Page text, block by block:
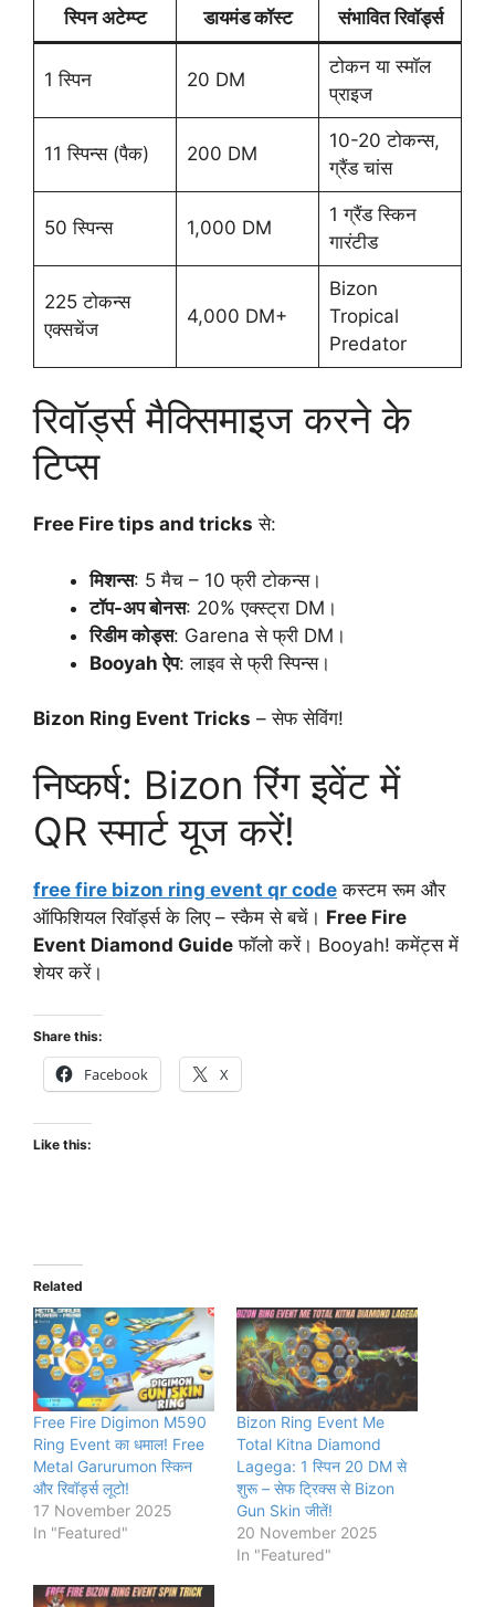
स्पिन अटेम्प्ट डायमंड कॉस्ट संभावित रिवॉर्ड्स
1 स्पिन 20 DM
टोकन या स्मॉल
प्राइज
11 स्पिन्स (पैक) 200 DM
10-20 टोकन्स,
ग्रैंड चांस
50 स्पिन्स 1,000 DM
1 ग्रैंड स्किन
गारंटीड
225 टोकन्स
एक्सचेंज
4,000 DM+
Bizon
Tropical
Predator
रिवॉर्ड्स मैक्सिमाइज करने के
टिप्स
Free Fire tips and tricks से:
मिशन्स: 5 मैच – 10 फ्री टोकन्स।
टॉप-अप बोनस: 20% एक्स्ट्रा DM।
रिडीम कोड्स: Garena से फ्री DM।
Booyah ऐप: लाइव से फ्री स्पिन्स।
Bizon Ring Event Tricks – सेफ सेविंग!
निष्कर्ष: Bizon रिंग इवेंट में
QR स्मार्ट यूज करें!
free fire bizon ring event qr code कस्टम रूम और
ऑफिशियल रिवॉर्ड्स के लिए – स्कैम से बचें। Free Fire
Event Diamond Guide फॉलो करें। Booyah! कमेंट्स में
शेयर करें।
Share this:
Facebook X
Like this:
Related
Free Fire Digimon M590
Ring Event का धमाल! Free
Metal Garurumon स्किन
और रिवॉर्ड्स लूटो!
17 November 2025
In "Featured"
Bizon Ring Event Me
Total Kitna Diamond
Lagega: 1 स्पिन 20 DM से
शुरू – सेफ ट्रिक्स से Bizon
Gun Skin जीतें!
20 November 2025
In "Featured"